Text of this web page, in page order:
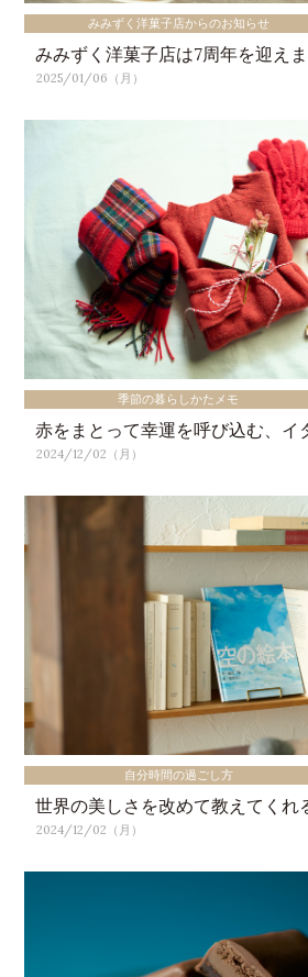
みみずく洋菓子店からのお知らせ
みみずく洋菓子店は7周年を迎え
2025/01/06（月）
季節の暮らしかたメモ
赤をまとって幸運を呼び込む、イ
2024/12/02（月）
自分時間の過ごし方
世界の美しさを改めて教えてくれ
2024/12/02（月）